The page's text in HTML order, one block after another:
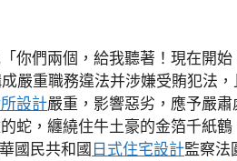
你們兩個，給我聽著！現在開始
嚴重職務違法并涉嫌受賄犯法，
設計嚴重，影響惡劣，應予嚴肅
蛇，纏繞住牛土豪的金箔千紙
國民共和國 日式住宅設計監察法